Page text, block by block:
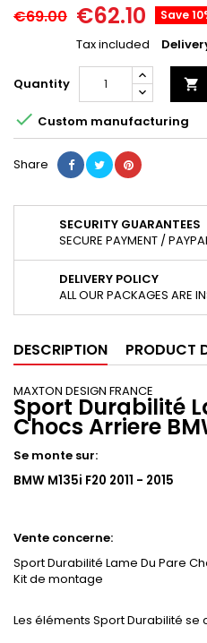
€69.00 €62.10 Save
Tax included
Quantity 
 Custom manufacturing
Share
SECURITY GUARANTEES
SECURE PAYMENT /
DELIVERY POLICY
ALL OUR PACKAGES ARE
DESCRIPTION PRODUCT
MAXTON DESIGN FRANCE
Sport Durabilité
Chocs Arriere
Se monte sur:
BMW M135i F20 2011 - 2015
Vente concerne:
Sport Durabilité Lame Du Pare
Kit de montage
Les éléments Sport Durabilité